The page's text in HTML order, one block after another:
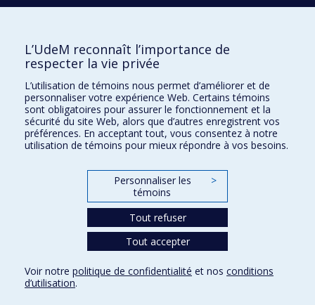
Kinésiologie et des sciences de l’activité physique
Orthophonie et audiologie
Réadaptation
Directions
DPC
CPASS
L’UdeM reconnaît l’importance de
respecter la vie privée
L’utilisation de témoins nous permet d’améliorer et de
personnaliser votre expérience Web. Certains témoins
sont obligatoires pour assurer le fonctionnement et la
sécurité du site Web, alors que d’autres enregistrent vos
préférences. En acceptant tout, vous consentez à notre
utilisation de témoins pour mieux répondre à vos besoins.
Personnaliser les
témoins
>
Tout refuser
Tout accepter
Voir notre politique de confidentialité et nos conditions
d’utilisation.